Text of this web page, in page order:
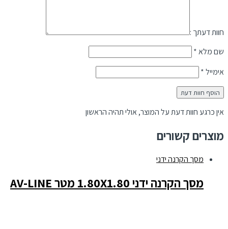
חוות דעתך :
שם מלא*
אימייל*
אין כרגע חוות דעת על המוצר, אולי תהיה הראשון
מוצרים קשורים
מסך הקרנה ידני
מסך הקרנה ידני 1.80X1.80 מטר AV-LINE